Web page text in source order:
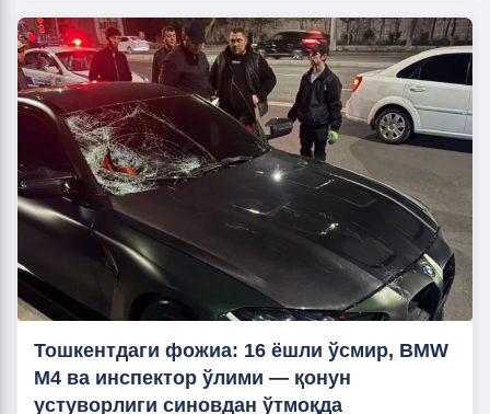
Тошкентдаги фожиа: 16 ёшли ўсмир, BMW
M4 ва инспектор ўлими — қонун
устуворлиги синовдан ўтмоқда